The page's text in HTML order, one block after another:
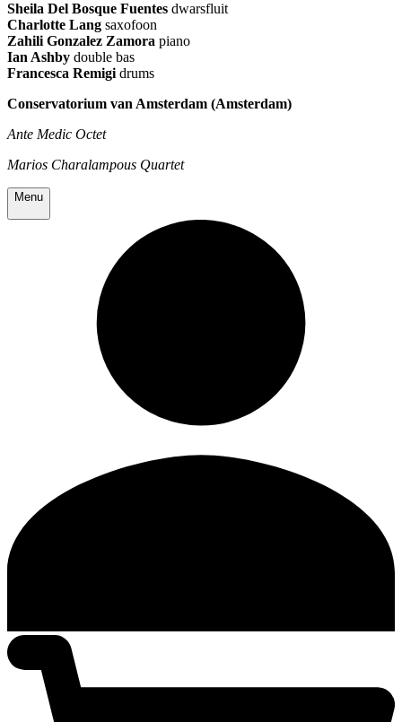
Sheila Del Bosque Fuentes dwarsfluit
Charlotte Lang saxofoon
Zahili Gonzalez Zamora piano
Ian Ashby double bas
Francesca Remigi drums
Conservatorium van Amsterdam (Amsterdam)
Ante Medic Octet
Marios Charalampous Quartet
Menu